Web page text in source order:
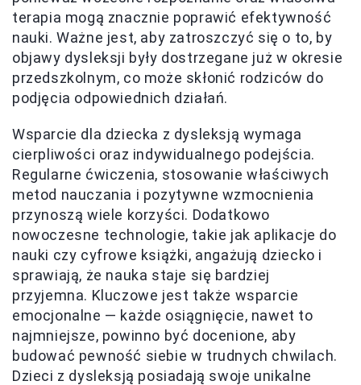
terapia mogą znacznie poprawić efektywność
nauki. Ważne jest, aby zatroszczyć się o to, by
objawy dysleksji były dostrzegane już w okresie
przedszkolnym, co może skłonić rodziców do
podjęcia odpowiednich działań.
Wsparcie dla dziecka z dysleksją wymaga
cierpliwości oraz indywidualnego podejścia.
Regularne ćwiczenia, stosowanie właściwych
metod nauczania i pozytywne wzmocnienia
przynoszą wiele korzyści. Dodatkowo
nowoczesne technologie, takie jak aplikacje do
nauki czy cyfrowe książki, angażują dziecko i
sprawiają, że nauka staje się bardziej
przyjemna. Kluczowe jest także wsparcie
emocjonalne — każde osiągnięcie, nawet to
najmniejsze, powinno być docenione, aby
budować pewność siebie w trudnych chwilach.
Dzieci z dysleksją posiadają swoje unikalne